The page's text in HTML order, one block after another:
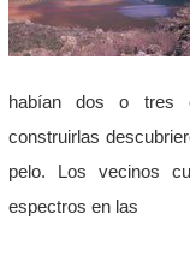
habían dos o tres
construirlas
pelo. Los vecinos
espectros en las